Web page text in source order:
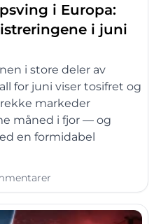
i Europa:
i juni
i store deler av
for juni viser tosifret og
markeder
måned i fjor — og
en formidabel